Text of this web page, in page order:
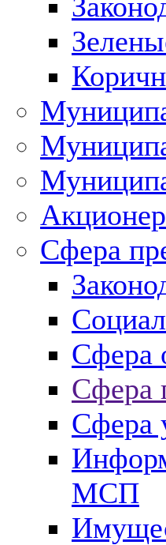
Сфера
Сфера
Сфера
Сфера
МСП